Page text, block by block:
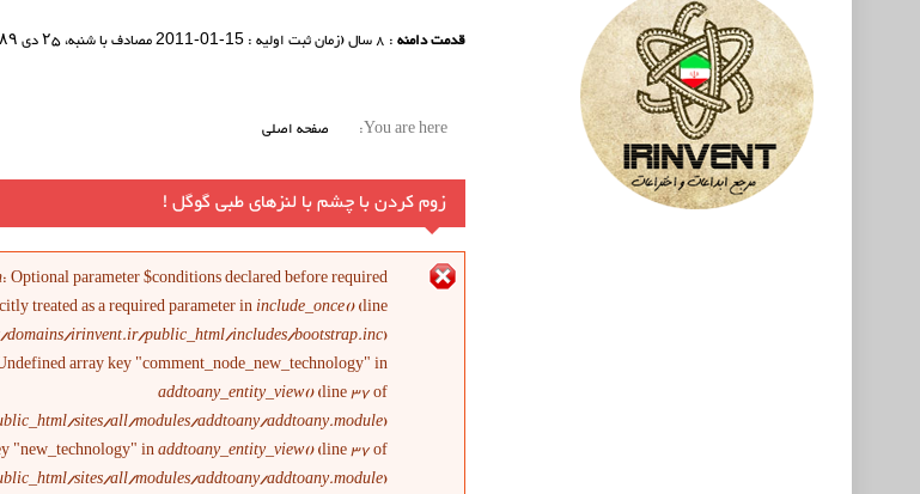
قدمت دامنه: 8 سال (زمان ثبت اولیه : 2011-01-15مصادف با شنبه،۲۵دی
You are here: صفحه اصلی
زوم کردن با چشم با لنزهای طبی گوگل !
پیغام خطا
: Optional parameter $conditions declared before required
treated as a required parameter ininclude_once()(line
irinvent.ir/public_html/includes/bootstrap.inc).
array key "comment_node_new_technology" in
addtoany_entity_view()(line37of
sites/all/modules/addtoany/addtoany.module).
"new_technology" inaddtoany_entity_view()(line37of
sites/all/modules/addtoany/addtoany.module).